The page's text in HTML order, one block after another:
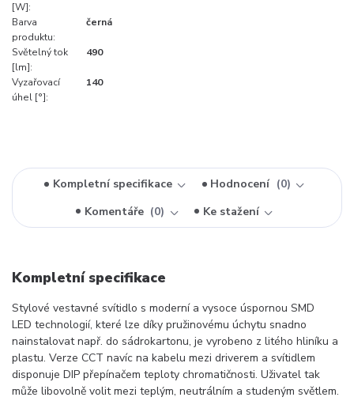
[W]:
Barva
produktu:
černá
Světelný tok
[lm]:
490
Vyzařovací
úhel [°]:
140
Kompletní specifikace Hodnocení
0
Komentáře
0 Ke stažení
Kompletní specifikace
Stylové vestavné svítidlo s moderní a vysoce úspornou SMD
LED technologií, které lze díky pružinovému úchytu snadno
nainstalovat např. do sádrokartonu, je vyrobeno z litého hliníku a
plastu. Verze CCT navíc na kabelu mezi driverem a svítidlem
disponuje DIP přepínačem teploty chromatičnosti. Uživatel tak
může libovolně volit mezi teplým, neutrálním a studeným světlem.